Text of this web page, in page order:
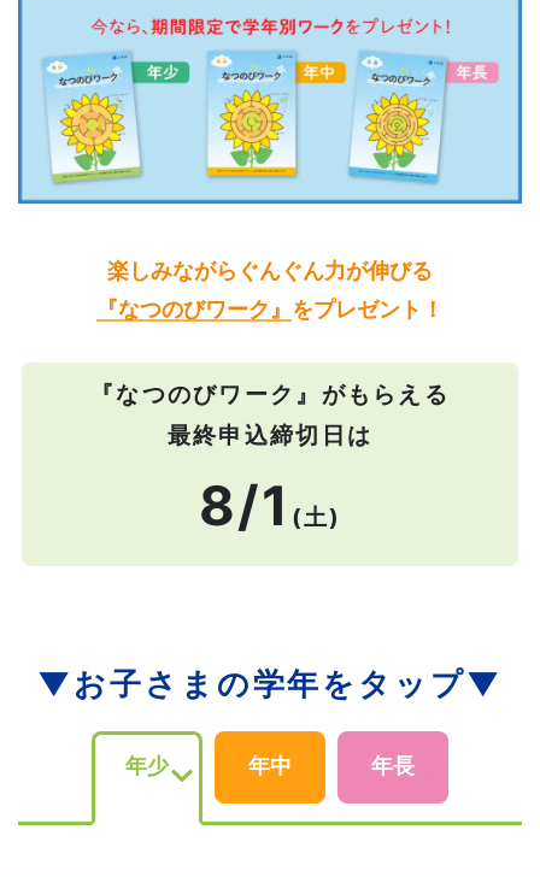
楽しみながらぐんぐん力が伸びる
『なつのびワーク』 をプレゼント！
『なつのびワーク』がもらえる
最終申込締切日は
8/1 (土)
▼お子さまの学年をタップ▼
年少 年中 年長